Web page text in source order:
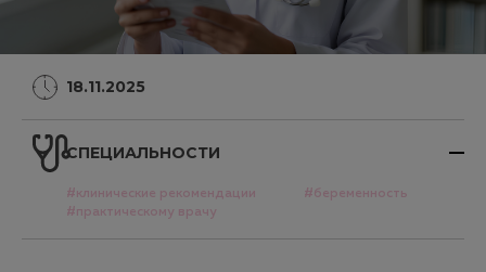
18.11.2025
СПЕЦИАЛЬНОСТИ
#клинические рекомендации
#беременность
#практическому врачу